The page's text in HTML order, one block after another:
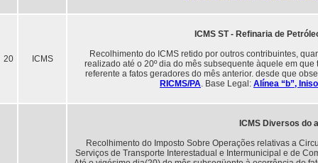
20 ICMS
ICMS ST - Refinaria de
Recolhimento do ICMS retido por outros contribuintes,
realizado até o 20º dia do mês subsequente àquele em
referente a fatos geradores do mês anterior. desde que
RICMS/PA. Base Legal: Alínea “b”,
ICMS Diversos do
Recolhimento do Imposto Sobre Operações relativas a
Serviços de Transporte Interestadual e Intermunicipal e de